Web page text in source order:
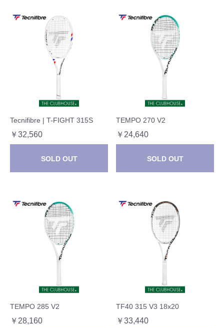
Tecnifibre | T-FIGHT 315S
￥32,560
SOLD OUT
TEMPO 270 V2
￥24,640
SOLD OUT
TEMPO 285 V2
￥28,160
TF40 315 V3 18x20
￥33,440